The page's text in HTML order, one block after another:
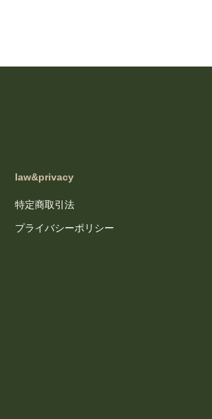
law&privacy
特定商取引法
プライバシーポリシー